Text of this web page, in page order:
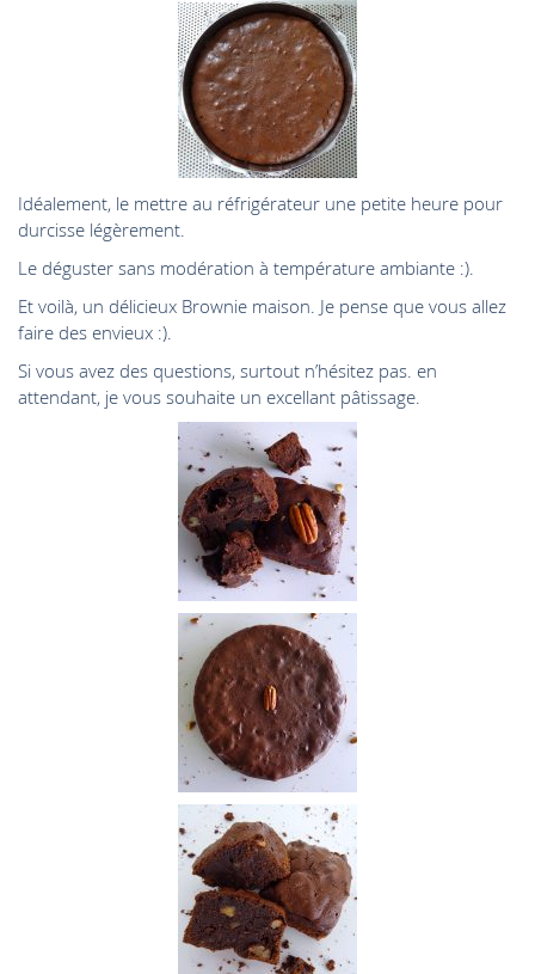
Idéalement, le mettre au réfrigérateur une petite heure pour
durcisse légèrement.
Le déguster sans modération à température ambiante :).
Et voilà, un délicieux Brownie maison. Je pense que vous allez
faire des envieux :).
Si vous avez des questions, surtout n’hésitez pas. en
attendant, je vous souhaite un excellant pâtissage.